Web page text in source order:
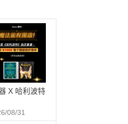
X 哈利波特
08/31